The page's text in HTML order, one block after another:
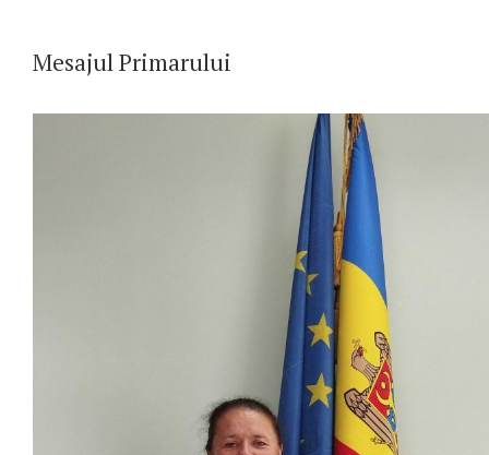
Mesajul Primarului